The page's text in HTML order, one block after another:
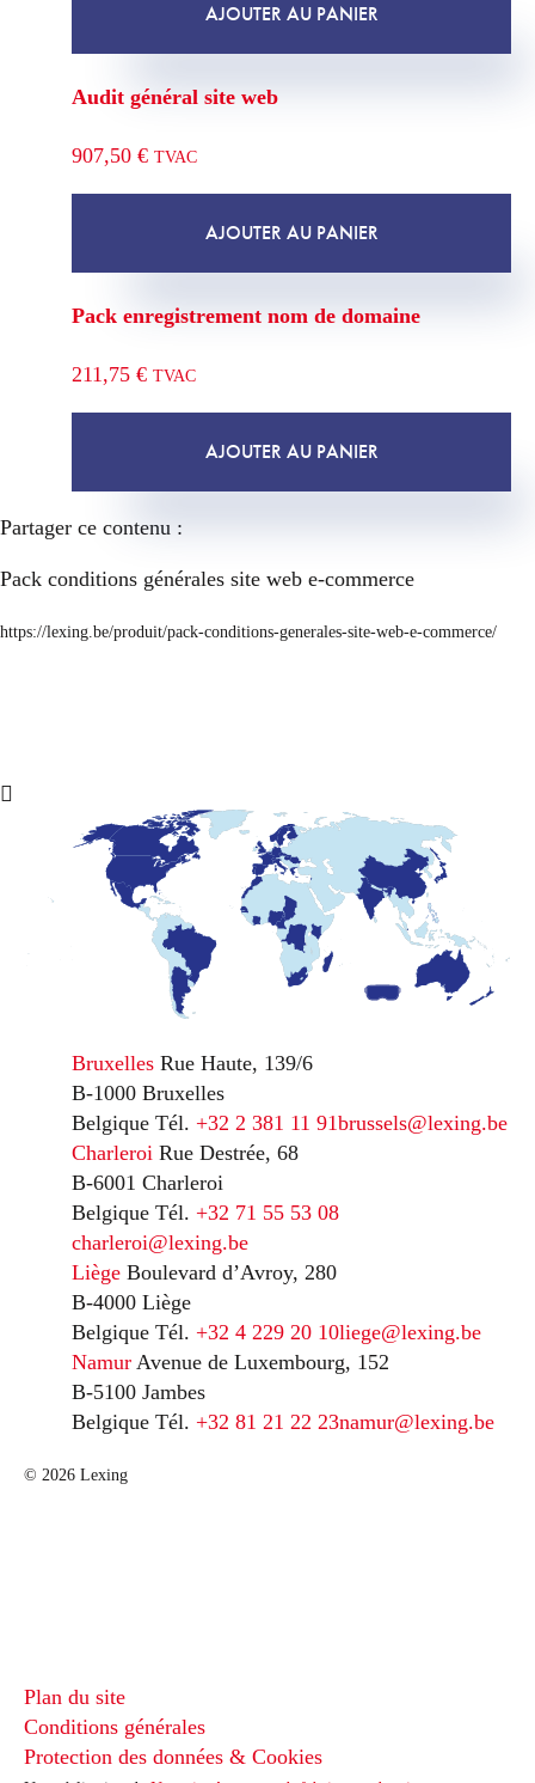
AJOUTER AU PANIER
Audit général site web
907,50 € TVAC
AJOUTER AU PANIER
Pack enregistrement nom de domaine
211,75 € TVAC
AJOUTER AU PANIER
Partager ce contenu :
Pack conditions générales site web e-commerce
https://lexing.be/produit/pack-conditions-generales-site-web-e-commerce/
Bruxelles Rue Haute, 139/6
B-1000 Bruxelles
Belgique Tél. +32 2 381 11 91brussels@lexing.be
Charleroi Rue Destrée, 68
B-6001 Charleroi
Belgique Tél. +32 71 55 53 08
charleroi@lexing.be
Liège Boulevard d’Avroy, 280
B-4000 Liège
Belgique Tél. +32 4 229 20 10liege@lexing.be
Namur Avenue de Luxembourg, 152
B-5100 Jambes
Belgique Tél. +32 81 21 22 23namur@lexing.be
© 2026 Lexing
Plan du site
Conditions générales
Protection des données & Cookies